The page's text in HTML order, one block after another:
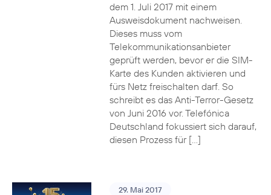
dem 1. Juli 2017 mit einem
Ausweisdokument nachweisen.
Dieses muss vom
Telekommunikationsanbieter
geprüft werden, bevor er die SIM-
Karte des Kunden aktivieren und
fürs Netz freischalten darf. So
schreibt es das Anti-Terror-Gesetz
von Juni 2016 vor. Telefónica
Deutschland fokussiert sich darauf,
diesen Prozess für […]
29. Mai 2017